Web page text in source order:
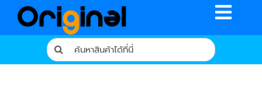
Toggle
Search
for: